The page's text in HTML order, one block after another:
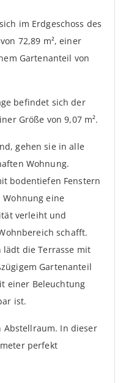
im Erdgeschoss des
72,89 m², einer
Gartenanteil von
befindet sich der
Größe von 9,07 m².
gehen sie in alle
Wohnung.
bodentiefen Fenstern
Wohnung eine
verleiht und
schafft.
lädt die Terrasse mit
Gartenanteil
einer Beleuchtung
ist.
Abstellraum. In dieser
perfekt